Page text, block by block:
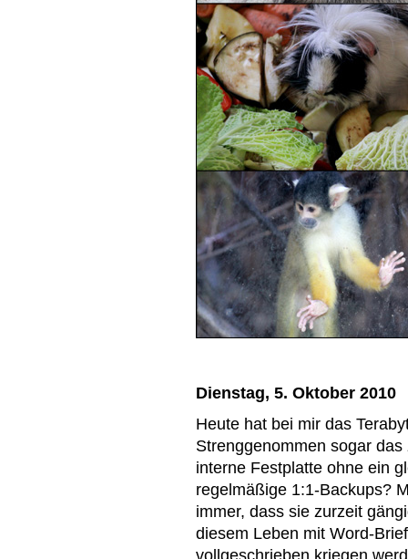
Dienstag, 5. Oktober 2010
Heute hat bei mir das
Strenggenommen sogar
interne Festplatte ohne ein
regelmäßige 1:1-Backups?
immer, dass sie zurzeit
diesem Leben mit Word-
vollgeschrieben kriegen